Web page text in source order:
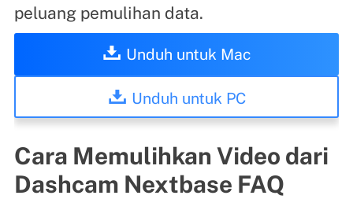
peluang pemulihan data.
Unduh untuk Mac
Unduh untuk PC
Cara Memulihkan Video dari
Dashcam Nextbase FAQ